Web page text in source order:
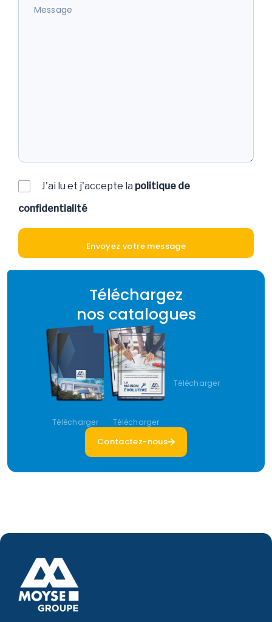
J'ai lu et j'accepte la politique de
confidentialité
Téléchargez
nos catalogues
Télécharger Télécharger
Télécharger
Contactez-nous